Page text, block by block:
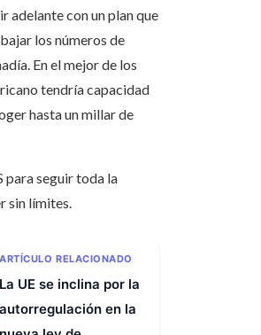
adelante con un plan que
los números de
En el mejor de los
tendría capacidad
hasta un millar de
para seguir toda la
sin límites.
ARTÍCULO RELACIONADO
La UE se inclina por la
autorregulación en la